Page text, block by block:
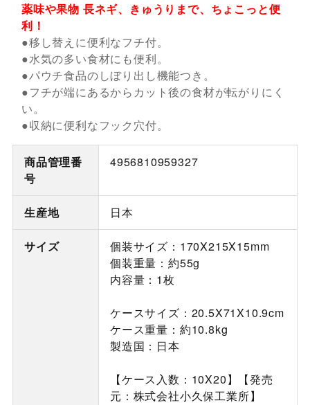
薬味や果物 長ネギ、きゅうりまで、ちょこっと便
利！
●移し替えに便利なフチ付。
●水気の多い食材にも便利。
●パウチ食品のしぼり出し機能つき。
●フチが端にあるからカット後の食材が転がりにく
い。
●収納に便利なフック穴付。
商品管理番
号
4956810959327
生産地 日本
サイズ
個装サイズ：170X215X15mm
個装重量：約55g
内容量：1枚
ケースサイズ：20.5X71X10.9cm
ケース重量：約10.8kg
製造国：日本
【ケース入数：10X20】【発売
元：株式会社小久保工業所】